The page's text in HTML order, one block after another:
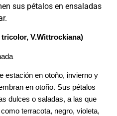
sus pétalos en ensaladas
V.Wittrockiana)
estación en otoño, invierno y
en otoño. Sus pétalos
dulces o saladas, a las que
terracota, negro, violeta,